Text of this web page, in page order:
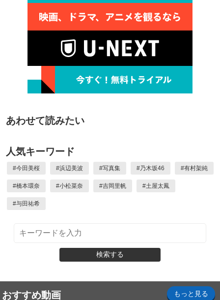
あわせて読みたい
人気キーワード
#今田美桜 #浜辺美波 #写真集 #乃木坂46 #有村架純
#橋本環奈 #小松菜奈 #吉岡里帆 #土屋太鳳
#与田祐希
検索する
おすすめ動画 もっと見る